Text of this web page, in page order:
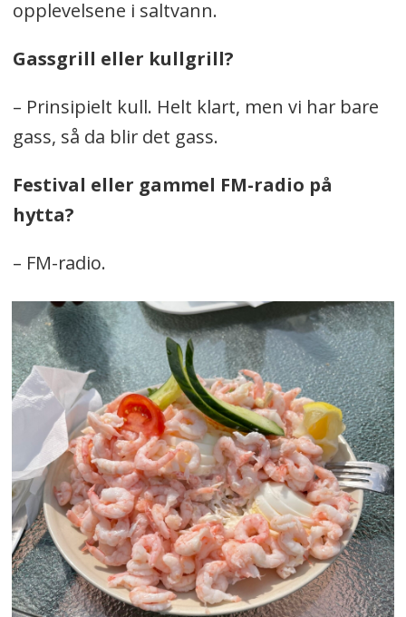
opplevelsene i saltvann.
Gassgrill eller kullgrill?
– Prinsipielt kull. Helt klart, men vi har bare
gass, så da blir det gass.
Festival eller gammel FM-radio på
hytta?
– FM-radio.